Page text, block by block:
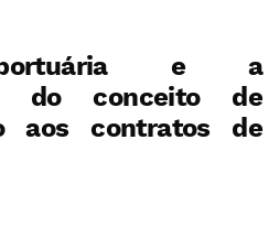
portuária e a
do conceito de
aos contratos de